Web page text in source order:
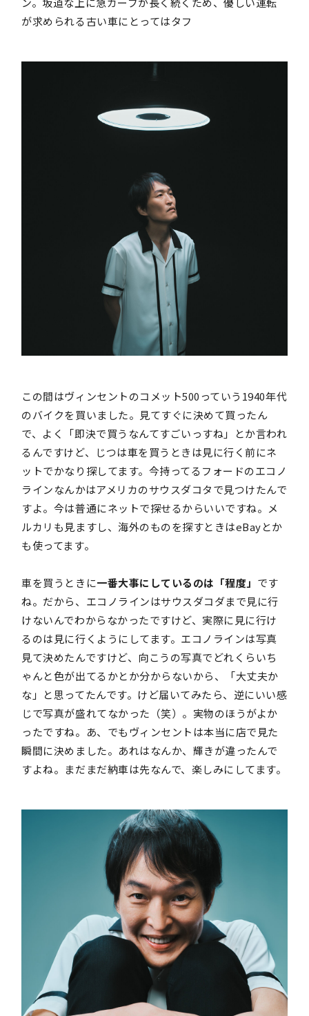
が求められる古い車にとってはタフ
この間はヴィンセントのコメット500っていう1940年代
のバイクを買いました。見てすぐに決めて買ったん
で、よく「即決で買うなんてすごいっすね」とか言われ
るんですけど、じつは車を買うときは見に行く前にネ
ットでかなり探してます。今持ってるフォードのエコノ
ラインなんかはアメリカのサウスダコタで見つけたんで
すよ。今は普通にネットで探せるからいいですね。メ
ルカリも見ますし、海外のものを探すときはeBayとか
も使ってます。
車を買うときに一番大事にしているのは「程度」 です
ね。だから、エコノラインはサウスダコダまで見に行
けないんでわからなかったですけど、実際に見に行け
るのは見に行くようにしてます。エコノラインは写真
見て決めたんですけど、向こうの写真でどれくらいち
ゃんと色が出てるかとか分からないから、「大丈夫か
な」と思ってたんです。けど届いてみたら、逆にいい感
じで写真が盛れてなかった（笑）。実物のほうがよか
ったですね。あ、でもヴィンセントは本当に店で見た
瞬間に決めました。あれはなんか、輝きが違ったんで
すよね。まだまだ納車は先なんで、楽しみにしてます。